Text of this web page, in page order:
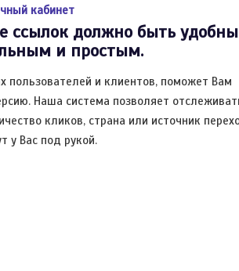
кабинет
ссылок должно быть
и простым.
пользователей и клиентов, поможет Вам
Наша система позволяет
кликов, страна или источник
у Вас под рукой.